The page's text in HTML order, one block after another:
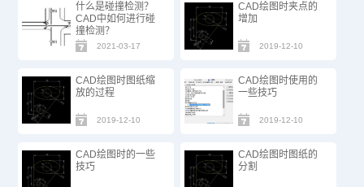
什么是碰撞检测？
CAD中如何进行碰
撞检测？
2021-03-17
CAD绘图时夹点的
增加
2019-12-10
CAD绘图时图纸缩
放的过程
2019-12-10
CAD绘图时使用的
一些技巧
2019-12-10
CAD绘图时的一些
技巧
CAD绘图时图纸的
分割